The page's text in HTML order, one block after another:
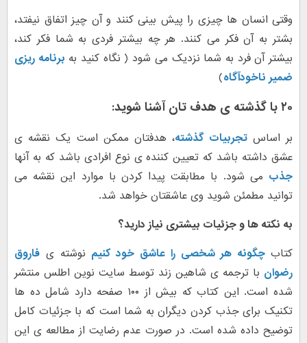
وقتی انسان ها چیزی را پیش بینی کنند و آن چیز اتفاق نیفتد،
بشتر به آن فکر می کنند. هر چه بیشتر فردی به شما فکر کند،
بیشتر آن فرد به شما نزدیک می شود ( نگاه کنید به برنامه ریزی
ضمیر ناخودآگاه)
۲۰ با گذشته ی هدف تان آشنا شوید :
بر اساستجربیات گذشته، هدفتان ممکن است یک نقشه ی
عشق داشته باشد که تعیین کننده ی نوع افرادی باشد که به آنها
جذب می شود. با مطابقت پیدا کردن با موارد این نقشه می
توانید مطمئن شوید وی عاشقتان خواهد شد.
به نکته ها و جزئیات بیشتری نیاز دارید؟
کتابچگونه هر شخصی را عاشق خود کنیم نوشته ی فاروق
رضوان با ترجمه ی شاهین زند توسط سایت نوین اطلس منتشر
شده است. این کتاب که بیش از ۱۰۰ صفحه دارد شامل ده ها
تکنیک برای جذب کردن دیگران به شما است که با جزئیات کامل
توضیح داده شده است. در صورت عدم رضایت از مطالعه ی این